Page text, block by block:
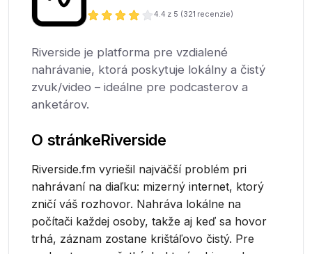
4.4 z 5 (321 recenzie)
Riverside je platforma pre vzdialené
nahrávanie, ktorá poskytuje lokálny a čistý
zvuk/video – ideálne pre podcasterov a
anketárov.
O stránkeRiverside
Riverside.fm vyriešil najväčší problém pri
nahrávaní na diaľku: mizerný internet, ktorý
zničí váš rozhovor. Nahráva lokálne na
počítači každej osoby, takže aj keď sa hovor
trhá, záznam zostane krištáľovo čistý. Pre